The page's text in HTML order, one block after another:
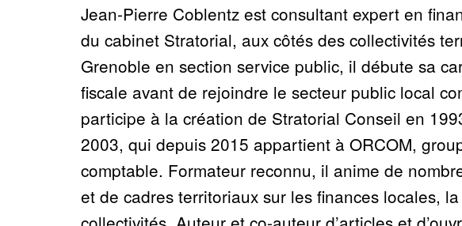
Jean-Pierre Coblentz est consultant expert en
du cabinet Stratorial, aux côtés des collectivités
Grenoble en section service public, il débute sa
fiscale avant de rejoindre le secteur public local
participe à la création de Stratorial Conseil en
2003, qui depuis 2015 appartient à ORCOM,
comptable. Formateur reconnu, il anime de
et de cadres territoriaux sur les finances locales,